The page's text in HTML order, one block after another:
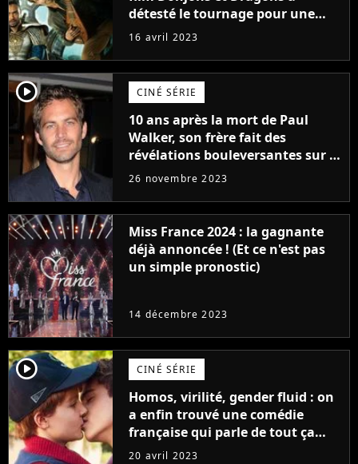
détesté le tournage pour une
raison très spéciale
16 avril 2023
player2 CINÉ SÉRIE
10 ans après la mort de Paul
Walker, son frère fait des
révélations bouleversantes sur la
réaction des acteurs de Fast and
26 novembre 2023
Miss France 2024 : la gagnante
déjà annoncée ! (Et ce n'est pas
un simple pronostic)
14 décembre 2023
player2 CINÉ SÉRIE
Homos, virilité, gender fluid : on
a enfin trouvé une comédie
française qui parle de tout ça
sans être super ringarde
20 avril 2023